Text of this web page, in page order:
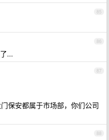
85
86
...
87
保安都属于市场部，你们公司
88